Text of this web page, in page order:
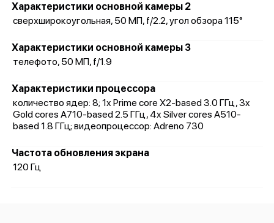
Характеристики основной камеры 2
сверхширокоугольная, 50 МП, f/2.2, угол обзора 115°
Характеристики основной камеры 3
телефото, 50 МП, f/1.9
Характеристики процессора
количество ядер: 8; 1x Prime core X2-based 3.0 ГГц, 3x
Gold cores A710-based 2.5 ГГц, 4x Silver cores A510-
based 1.8 ГГц; видеопроцессор: Adreno 730
Частота обновления экрана
120 Гц